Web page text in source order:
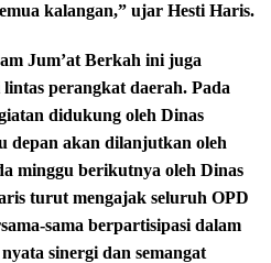
kalangan,” ujar Hesti Haris.
Jum’at Berkah ini juga
perangkat daerah. Pada
didukung oleh Dinas
depan akan dilanjutkan oleh
minggu berikutnya oleh Dinas
turut mengajak seluruh OPD
sama berpartisipasi dalam
sinergi dan semangat